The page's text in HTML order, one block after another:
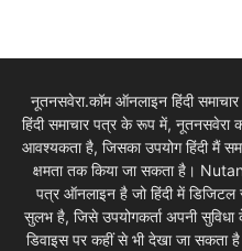
नूतनसवेरा.कॉम ऑनलाइन हिंदी
हिंदी समाचार पत्र के रूप में, नूतनसवेरा
आवश्यकता है, जिसका उपयोग हिंदी मैं
क्षमता तक किया जा सकता है।
पत्र ऑनलाइन है जो हिंदी में डिजिटल
सुलभ है, जिसे उपयोगकर्ता अपनी
डिवाइस पर कहीं से भी देखा जा